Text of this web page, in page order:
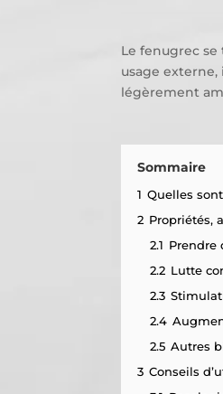
Le fenugrec
usage
légèrement
Sommaire
1 Quelles
2 Propriétés,
2.1 Prendre
2.2 Lutte
2.3
2.4
2.5 Autres
3 Conseils